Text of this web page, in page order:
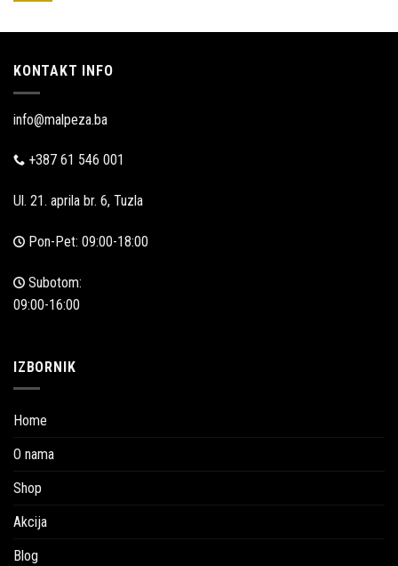
KONTAKT INFO
info@malpeza.ba
+387 61 546 001
Ul. 21. aprila br. 6, Tuzla
Pon-Pet: 09:00-18:00
Subotom:
09:00-16:00
IZBORNIK
Home
O nama
Shop
Akcija
Blog